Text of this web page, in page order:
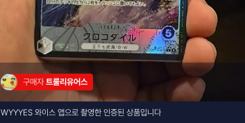
구매자 트룰리유어스
WYYYES 와이스 앱으로 촬영한 인증된 상품입니다